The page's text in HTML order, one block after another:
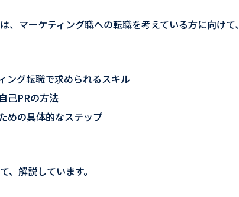
、マーケティング職への転職を考えている方に向けて、
ング転職で求められるスキル
己PRの方法
めの具体的なステップ
、解説しています。